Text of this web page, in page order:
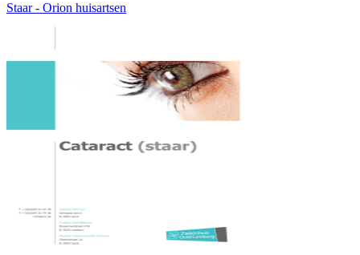
Staar - Orion huisartsen